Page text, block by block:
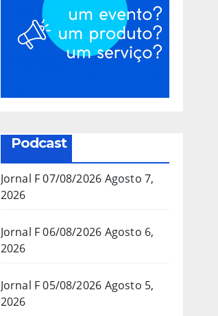
Podcast
Jornal F 07/08/2026 Agosto 7,
2026
Jornal F 06/08/2026 Agosto 6,
2026
Jornal F 05/08/2026 Agosto 5,
2026